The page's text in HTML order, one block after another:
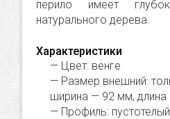
перило имеет
натурального дерева.
Характеристики
Цвет: венге
Размер внешний:
ширина — 92 мм, длина
Профиль: